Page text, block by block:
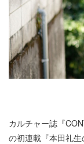
カルチャー誌『
の初連載『本田礼